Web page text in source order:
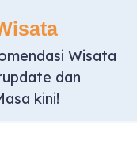
Wisata
dan
kini!